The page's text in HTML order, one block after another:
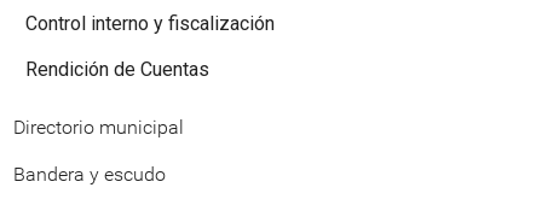
Control interno y fiscalización
Rendición de Cuentas
Directorio municipal
Bandera y escudo